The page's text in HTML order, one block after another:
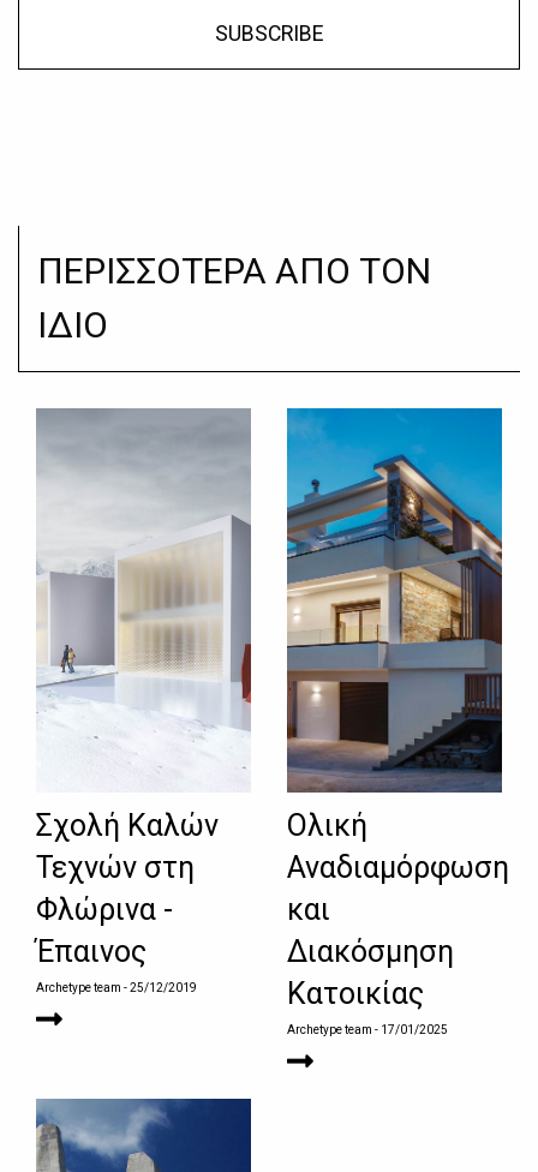
SUBSCRIBE
ΠΕΡΙΣΣΟΤΕΡΑ ΑΠΟ ΤΟΝ
ΙΔΙΟ
Σχολή Καλών
Τεχνών στη
Φλώρινα -
Έπαινος
Archetype team - 25/12/2019
Ολική
Αναδιαμόρφωση
και
Διακόσμηση
Κατοικίας
Archetype team - 17/01/2025